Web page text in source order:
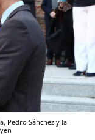
Pedro Sánchez y la